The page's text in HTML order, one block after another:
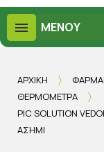
ΜΕΝΟΎ
ΑΡΧΙΚΉ
ΘΕΡΜΌΜΕΤΡΑ
PIC SOLUTION
ΑΣΗΜΊ